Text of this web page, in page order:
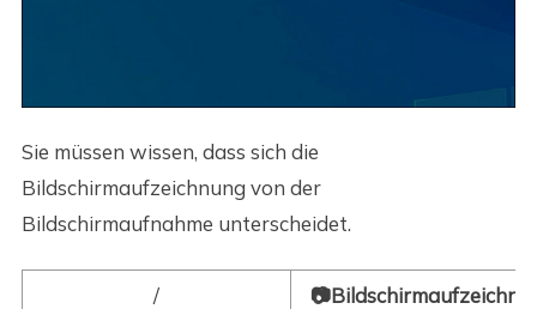
Sie müssen wissen, dass sich die
Bildschirmaufzeichnung von der
Bildschirmaufnahme unterscheidet.
/